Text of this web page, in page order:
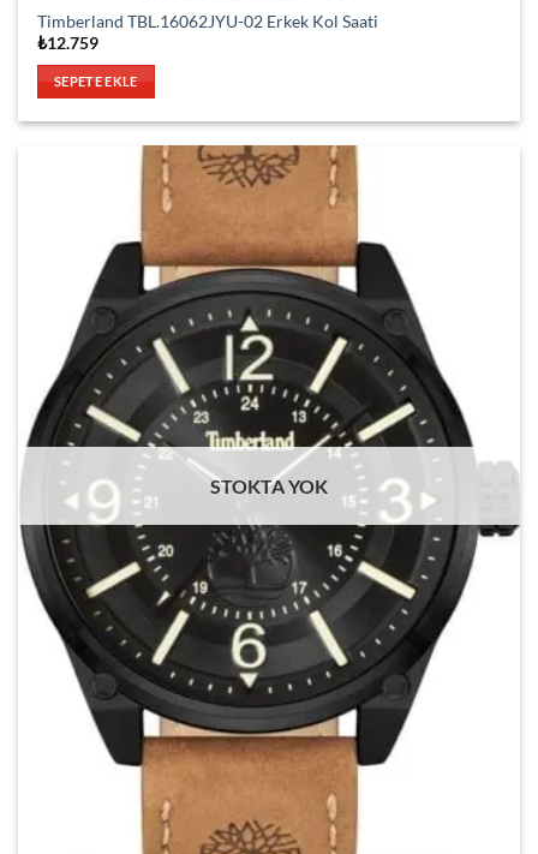
Timberland TBL.16062JYU-02 Erkek Kol Saati
₺12.759
SEPETE EKLE
STOKTA YOK